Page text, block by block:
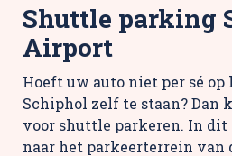
Shuttle parking
Airport
Hoeft uw auto niet per sé
Schiphol zelf te staan? Dan
voor shuttle parkeren. In
naar het parkeerterrein van